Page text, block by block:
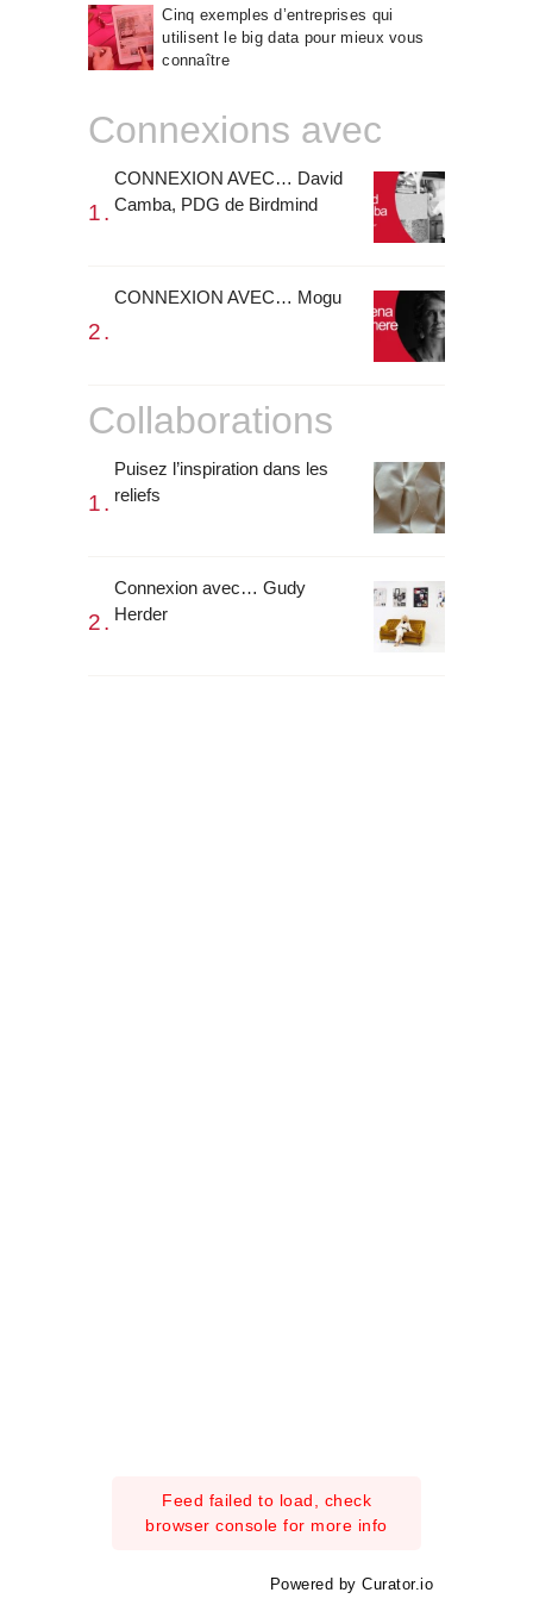
Cinq exemples d’entreprises qui
utilisent le big data pour mieux vous
connaître
Connexions avec
CONNEXION AVEC… David
Camba, PDG de Birdmind
CONNEXION AVEC… Mogu
Collaborations
Puisez l’inspiration dans les
reliefs
Connexion avec… Gudy
Herder
Feed failed to load, check
browser console for more info
Powered by Curator.io